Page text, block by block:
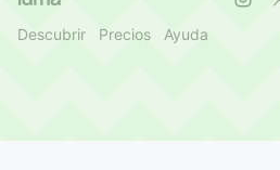
Descubrir Precios Ayuda